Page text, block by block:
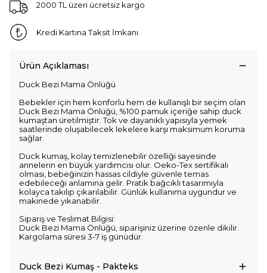
2000 TL üzeri ücretsiz kargo
Kredi Kartına Taksit İmkanı
Ürün Açıklaması
Duck Bezi Mama Önlüğü
Bebekler için hem konforlu hem de kullanışlı bir seçim olan
Duck Bezi Mama Önlüğü, %100 pamuk içeriğe sahip duck
kumaştan üretilmiştir. Tok ve dayanıklı yapısıyla yemek
saatlerinde oluşabilecek lekelere karşı maksimum koruma
sağlar.
Duck kumaş, kolay temizlenebilir özelliği sayesinde
annelerin en büyük yardımcısı olur. Oeko-Tex sertifikalı
olması, bebeğinizin hassas cildiyle güvenle temas
edebileceği anlamına gelir. Pratik bağcıklı tasarımıyla
kolayca takılıp çıkarılabilir. Günlük kullanıma uygundur ve
makinede yıkanabilir.
Sipariş ve Teslimat Bilgisi:
Duck Bezi Mama Önlüğü, siparişiniz üzerine özenle dikilir.
Kargolama süresi 3-7 iş günüdür.
Duck Bezi Kumaş - Pakteks